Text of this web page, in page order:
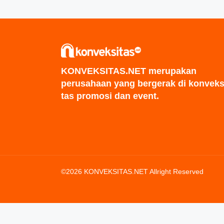
KONVEKSITAS.NET merupakan
perusahaan yang bergerak di
tas promosi dan event.
©2026 KONVEKSITAS.NET Allright Reserved